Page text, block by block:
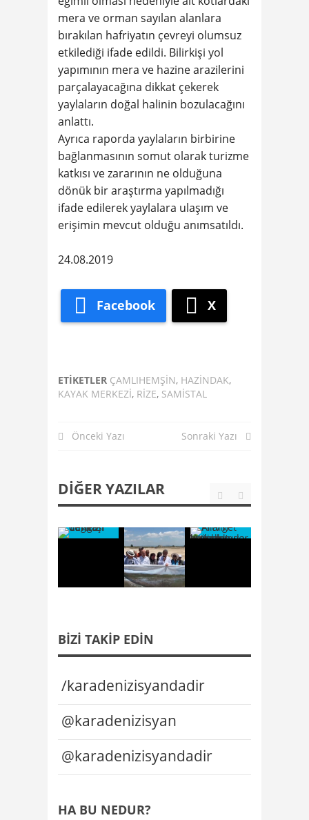
mera ve orman sayılan alanlara
bırakılan hafriyatın çevreyi olumsuz
etkilediği ifade edildi. Bilirkişi yol
yapımının mera ve hazine arazilerini
parçalayacağına dikkat çekerek
yaylaların doğal halinin bozulacağını
anlattı.
Ayrıca raporda yaylaların birbirine
bağlanmasının somut olarak turizme
katkısı ve zararının ne olduğuna
dönük bir araştırma yapılmadığı
ifade edilerek yaylalara ulaşım ve
erişimin mevcut olduğu anımsatıldı.
24.08.2019
Facebook X
ETIKETLER ÇAMLIHEMŞIN, HAZINDAK,
KAYAK MERKEZI, RIZE, SAMISTAL
Önceki Yazı Sonraki Yazı
DIĞER YAZILAR
BIZI TAKIP EDIN
/karadenizisyandadir
@karadenizisyan
@karadenizisyandadir
HA BU NEDUR?